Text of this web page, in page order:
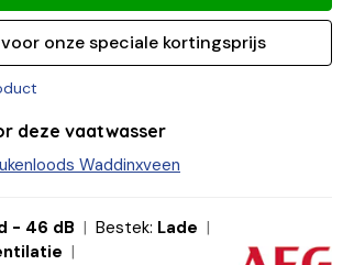
onze speciale kortingsprijs
deze vaatwasser
Waddinxveen
- 46 dB Bestek: Lade